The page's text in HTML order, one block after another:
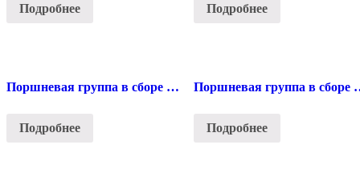
Подробнее Подробнее
Поршневая группа в сборе для пилы Stihl 360
Подробнее
Поршневая
Подробнее